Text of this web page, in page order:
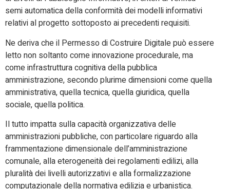
semi automatica della conformità dei modelli informativi
relativi al progetto sottoposto ai precedenti requisiti.
Ne deriva che il Permesso di Costruire Digitale può essere
letto non soltanto come innovazione procedurale, ma
come infrastruttura cognitiva della pubblica
amministrazione, secondo plurime dimensioni come quella
amministrativa, quella tecnica, quella giuridica, quella
sociale, quella politica.
Il tutto impatta sulla capacità organizzativa delle
amministrazioni pubbliche, con particolare riguardo alla
frammentazione dimensionale dell’amministrazione
comunale, alla eterogeneità dei regolamenti edilizi, alla
pluralità dei livelli autorizzativi e alla formalizzazione
computazionale della normativa edilizia e urbanistica.